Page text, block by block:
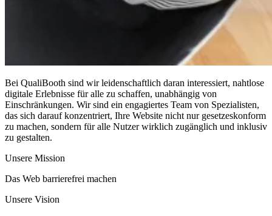
Bei QualiBooth sind wir leidenschaftlich daran interessiert, nahtlose
digitale Erlebnisse für alle zu schaffen, unabhängig von
Einschränkungen. Wir sind ein engagiertes Team von Spezialisten,
das sich darauf konzentriert, Ihre Website nicht nur gesetzeskonform
zu machen, sondern für alle Nutzer wirklich zugänglich und inklusiv
zu gestalten.
Unsere Mission
Das Web barrierefrei machen
Unsere Vision